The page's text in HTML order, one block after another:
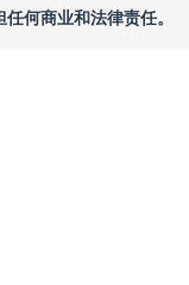
何商业和法律责任。